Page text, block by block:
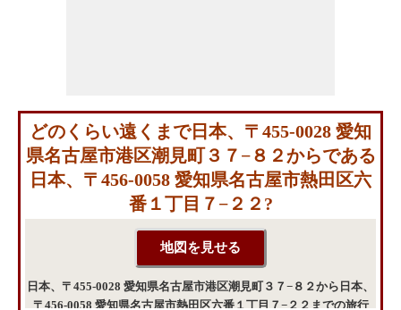
どのくらい遠くまで日本、〒455-0028 愛知
県名古屋市港区潮見町３７−８２からである
日本、〒456-0058 愛知県名古屋市熱田区六
番１丁目７−２２?
日本、〒455-0028 愛知県名古屋市港区潮見町３７−８２から日本、
〒456-0058 愛知県名古屋市熱田区六番１丁目７−２２までの旅行